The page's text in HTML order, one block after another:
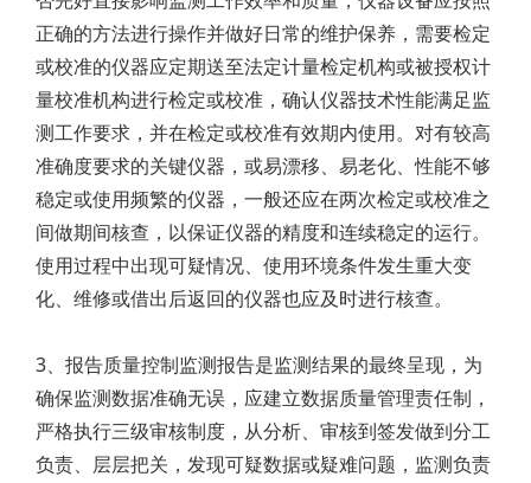
正确的方法进行操作并做好日常的维护保养，需要检定
或校准的仪器应定期送至法定计量检定机构或被授权计
量校准机构进行检定或校准，确认仪器技术性能满足监
测工作要求，并在检定或校准有效期内使用。对有较高
准确度要求的关键仪器，或易漂移、易老化、性能不够
稳定或使用频繁的仪器，一般还应在两次检定或校准之
间做期间核查，以保证仪器的精度和连续稳定的运行。
使用过程中出现可疑情况、使用环境条件发生重大变
化、维修或借出后返回的仪器也应及时进行核查。
3、报告质量控制监测报告是监测结果的最终呈现，为
确保监测数据准确无误，应建立数据质量管理责任制，
严格执行三级审核制度，从分析、审核到签发做到分工
负责、层层把关，发现可疑数据或疑难问题，监测负责